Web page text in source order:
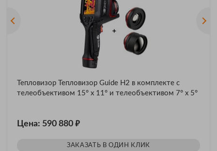
Тепловизор Тепловизор Guide H2 в комплекте с
телеобъективом 15° x 11° и телеобъективом 7° x 5°
Цена: 590 880 ₽
ЗАКАЗАТЬ В ОДИН КЛИК